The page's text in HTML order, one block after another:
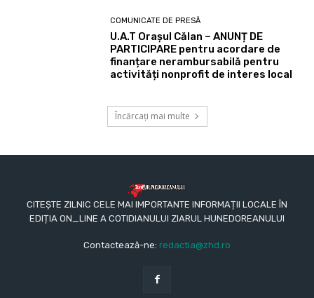
COMUNICATE DE PRESĂ
U.A.T Orașul Călan – ANUNȚ DE
PARTICIPARE pentru acordare de
finanțare nerambursabilă pentru
activități nonprofit de interes local
Încărcați mai multe
CITEȘTE ZILNIC CELE MAI IMPORTANTE INFORMAȚII LOCALE ÎN
EDIȚIA ON_LINE A COTIDIANULUI ZIARUL HUNEDOREANULUI
Contactează-ne: redactia@zhd.ro